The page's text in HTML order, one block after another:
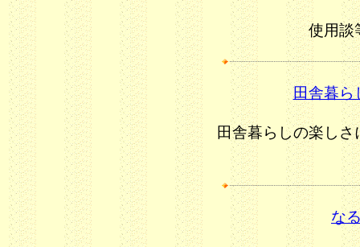
使用談
田舎暮ら
田舎暮らしの楽し
な